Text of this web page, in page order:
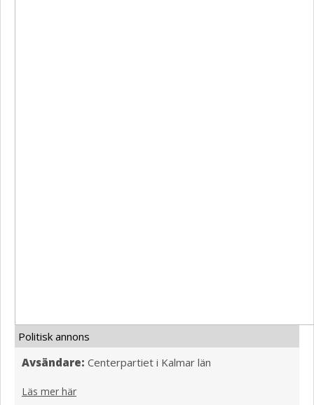
Politisk annons
Avsändare: Centerpartiet i Kalmar län
Läs mer här